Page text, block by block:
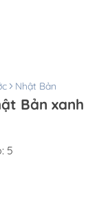
Nhật Bản
Bản xanh
5